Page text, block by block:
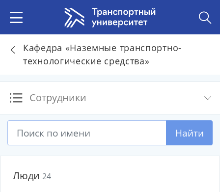
Кафедра «Наземные транспортно-
технологические средства»
Сотрудники
Найти
Люди 24